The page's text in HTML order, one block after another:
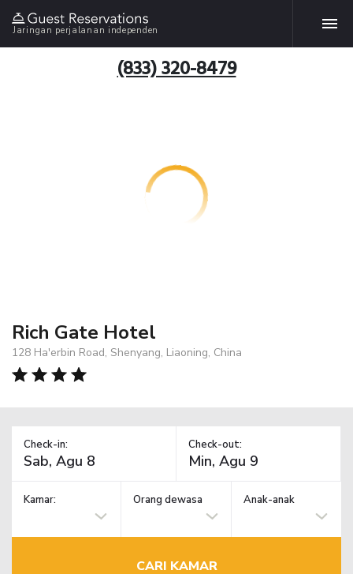
Jaringan perjalanan independen
(833) 320-8479
Rich Gate Hotel
128 Ha'erbin Road, Shenyang, Liaoning, China
Check-in: Check-out:
Kamar: Orang dewasa Anak-anak
CARI KAMAR